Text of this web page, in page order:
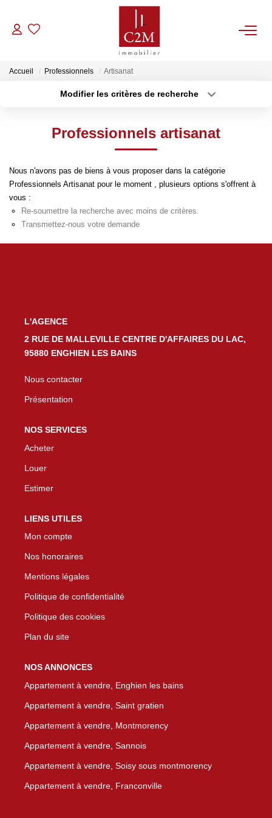
CONTACT
ESTIMATION
NOTRE AGENCE
BIENS VENDUS
Accueil Professionnels Artisanat
Modifier les critères de recherche
Plus de critères Créer une alerte
Professionnels artisanat
Nous n'avons pas de biens à vous proposer dans la catégorie
Professionnels Artisanat pour le moment , plusieurs options s'offrent à
vous :
Re-soumettre la recherche avec moins de critères.
Transmettez-nous votre demande
L'AGENCE
2 RUE DE MALLEVILLE CENTRE D'AFFAIRES DU LAC,
95880 ENGHIEN LES BAINS
Nous contacter
Présentation
NOS SERVICES
Acheter
Louer
Estimer
LIENS UTILES
Mon compte
Nos honoraires
Mentions légales
Politique de confidentialité
Politique des cookies
Plan du site
NOS ANNONCES
Appartement à vendre, Enghien les bains
Appartement à vendre, Saint gratien
Appartement à vendre, Montmorency
Appartement à vendre, Sannois
Appartement à vendre, Soisy sous montmorency
Appartement à vendre, Franconville